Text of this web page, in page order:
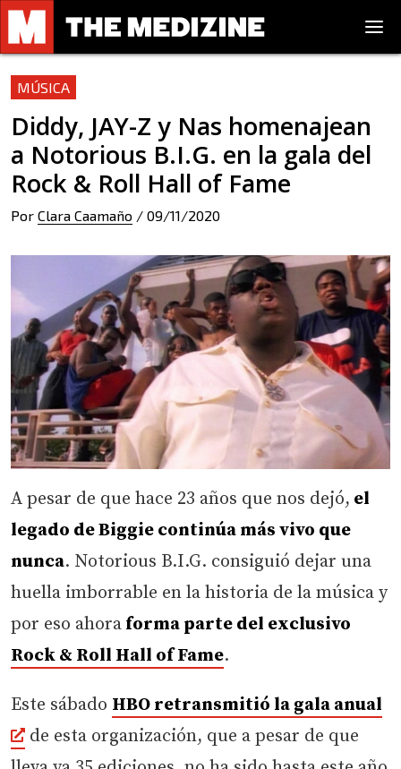
MÚSICA
Diddy, JAY-Z y Nas homenajean
a Notorious B.I.G. en la gala del
Rock & Roll Hall of Fame
Por Clara Caamaño / 09/11/2020
A pesar de que hace 23 años que nos dejó, el
legado de Biggie continúa más vivo que
nunca. Notorious B.I.G. consiguió dejar una
huella imborrable en la historia de la música y
por eso ahora forma parte del exclusivo
Rock & Roll Hall of Fame.
Este sábado HBO retransmitió la gala anual
de esta organización, que a pesar de que